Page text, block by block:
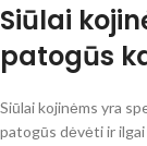
Siūlai
patogūs
Siūlai kojinėms yra
patogūs dėvėti ir